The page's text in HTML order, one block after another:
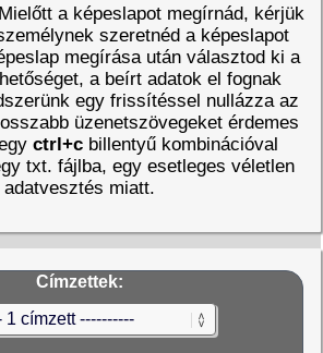
Mielőtt a képeslapot megírnád, kérjük
szeretnéd a képeslapot
megírása után választod ki a
a beírt adatok el fognak
egy frissítéssel nullázza az
üzenetszövegeket érdemes
ctrl+c billentyű kombinációval
txt. fájlba, egy esetleges véletlen
adatvesztés miatt.
Címzettek: